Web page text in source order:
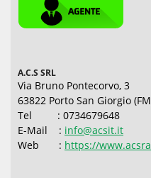
A.C.S SRL
Via Bruno Pontecorvo, 3
63822 Porto San Giorgio
Tel : 0734679648
E-Mail : info@acsit.it
Web : https://